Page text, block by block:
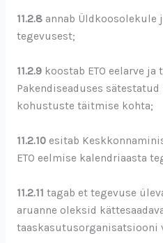
11.2.8annab Üldkoosolekule
tegevusest;
11.2.9koostab ETO eelarve ja
Pakendiseaduses
kohustuste täitmise kohta;
11.2.10esitab
ETO eelmise kalendriaasta
11.2.11 tagab et tegevuse
aruanne oleksid
taaskasutusorganisatsiooni